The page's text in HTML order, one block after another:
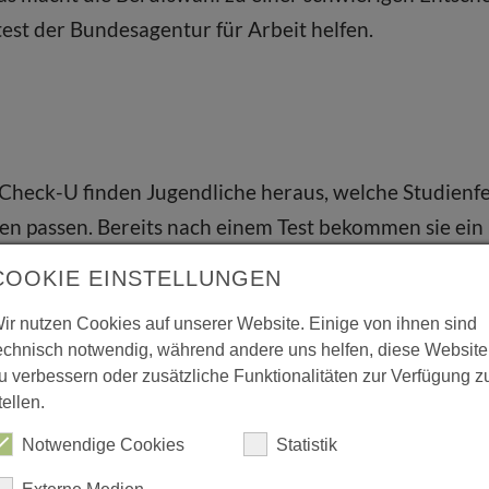
der Bundesagentur für Arbeit helfen.
U finden Jugendliche heraus, welche
passen. Bereits nach einem Test bekommen sie ein
dann der Vorschlag. Insgesamt gibt es vier
auf der Suche nach dem passenden Beruf
Dazu gehört unter anderem auch, wie
und räumlichen Fragestellungen
Geschick ausgeprägt sind.
EINSTELLUNGEN
nutzen Cookies auf unserer Website. Einige von ihnen sind
notwendig, während andere uns helfen, diese Website
verbessern oder zusätzliche Funktionalitäten zur Verfügung
Notwendige Cookies Statistik